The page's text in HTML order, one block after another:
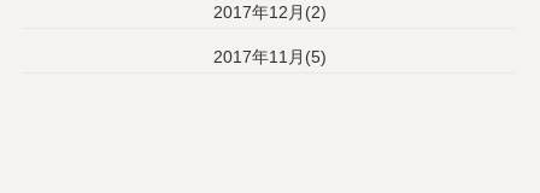
2017年12月(2)
2017年11月(5)